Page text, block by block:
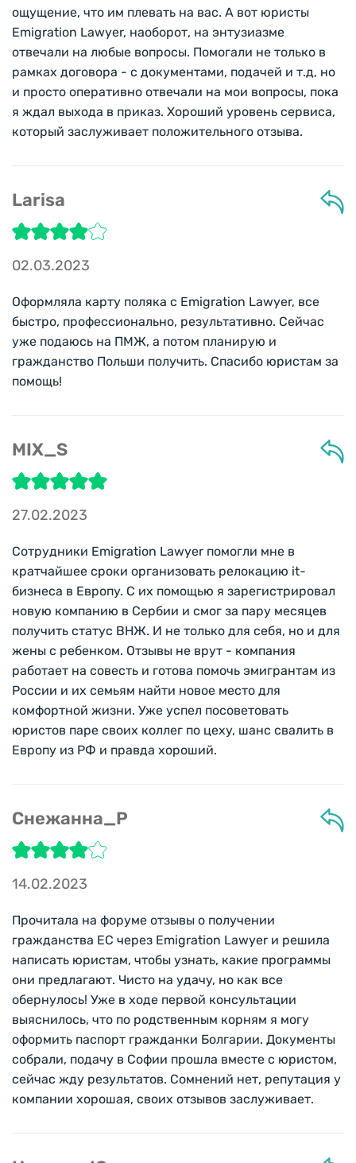
ощущение, что им плевать на вас. А вот юристы
Emigration Lawyer, наоборот, на энтузиазме
отвечали на любые вопросы. Помогали не только в
рамках договора - с документами, подачей и т.д, но
и просто оперативно отвечали на мои вопросы, пока
я ждал выхода в приказ. Хороший уровень сервиса,
который заслуживает положительного отзыва.
Larisa
02.03.2023
Оформляла карту поляка с Emigration Lawyer, все
быстро, профессионально, результативно. Сейчас
уже подаюсь на ПМЖ, а потом планирую и
гражданство Польши получить. Спасибо юристам за
помощь!
MIX_S
27.02.2023
Сотрудники Emigration Lawyer помогли мне в
кратчайшее сроки организовать релокацию it-
бизнеса в Европу. С их помощью я зарегистрировал
новую компанию в Сербии и смог за пару месяцев
получить статус ВНЖ. И не только для себя, но и для
жены с ребенком. Отзывы не врут - компания
работает на совесть и готова помочь эмигрантам из
России и их семьям найти новое место для
комфортной жизни. Уже успел посоветовать
юристов паре своих коллег по цеху, шанс свалить в
Европу из РФ и правда хороший.
Снежанна_Р
14.02.2023
Прочитала на форуме отзывы о получении
гражданства ЕС через Emigration Lawyer и решила
написать юристам, чтобы узнать, какие программы
они предлагают. Чисто на удачу, но как все
обернулось! Уже в ходе первой консультации
выяснилось, что по родственным корням я могу
оформить паспорт гражданки Болгарии. Документы
собрали, подачу в Софии прошла вместе с юристом,
сейчас жду результатов. Сомнений нет, репутация у
компании хорошая, своих отзывов заслуживает.